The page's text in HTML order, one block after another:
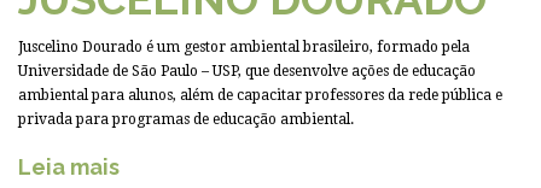
Juscelino Dourado é um gestor ambiental brasileiro, formado pela
Universidade de São Paulo – USP, que desenvolve ações de educação
ambiental para alunos, além de capacitar professores da rede pública e
privada para programas de educação ambiental.
Leia mais